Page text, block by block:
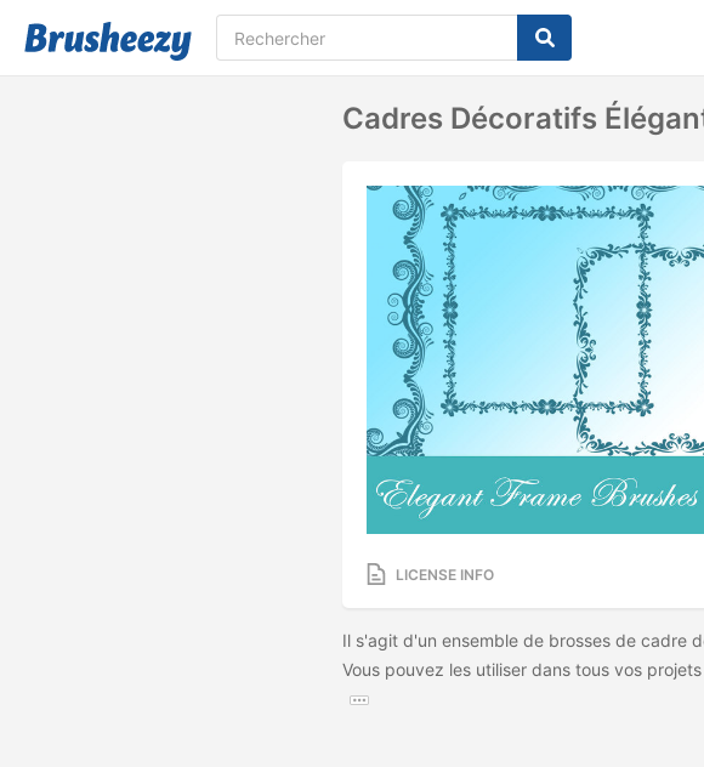
Cadres Décoratifs
LICENSE INFO
Il s'agit d'un ensemble de brosses de cadre
Vous pouvez les utiliser dans tous vos